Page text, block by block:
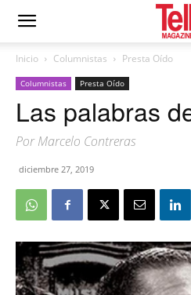
Inicio Columnistas Presta Oído
Columnistas Presta Oído
Las palabras
Por Marcelo Contreras
diciembre 27, 2019